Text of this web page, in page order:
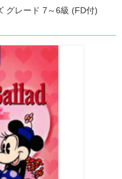
グレード 7～6級 (FD付)